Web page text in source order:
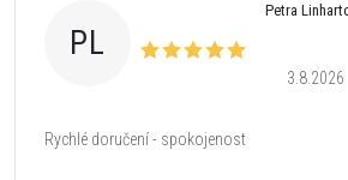
PL
Petra
3.8.2026
Rychlé doručení - spokojenost